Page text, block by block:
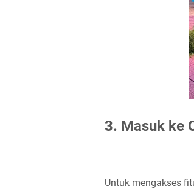
3. Masuk ke
Untuk mengakses